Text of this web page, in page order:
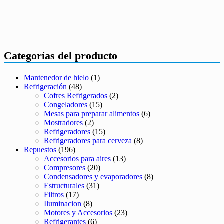
Categorías del producto
Mantenedor de hielo (1)
Refrigeración (48)
Cofres Refrigerados (2)
Congeladores (15)
Mesas para preparar alimentos (6)
Mostradores (2)
Refrigeradores (15)
Refrigeradores para cerveza (8)
Repuestos (196)
Accesorios para aires (13)
Compresores (20)
Condensadores y evaporadores (8)
Estructurales (31)
Filtros (17)
Iluminacion (8)
Motores y Accesorios (23)
Refrigerantes (6)